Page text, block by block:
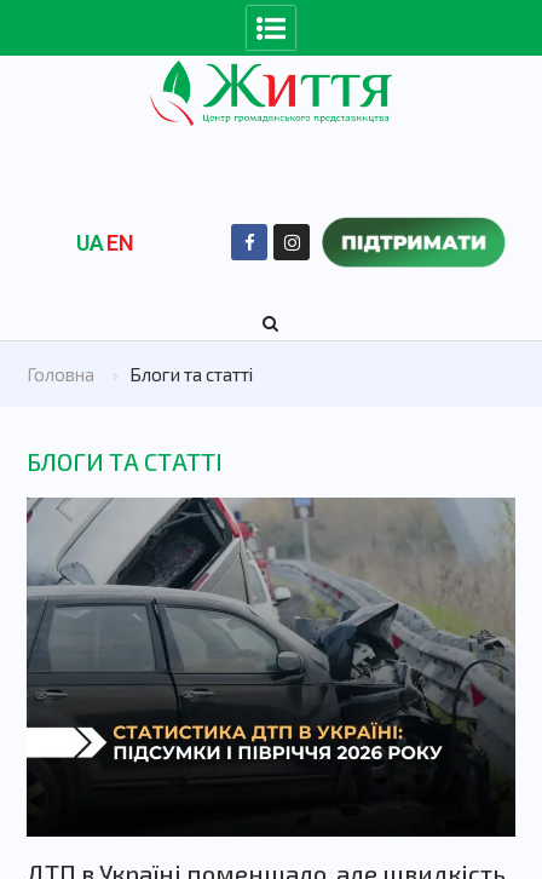
UAEN
Головна Блоги та статті
БЛОГИ ТА СТАТТІ